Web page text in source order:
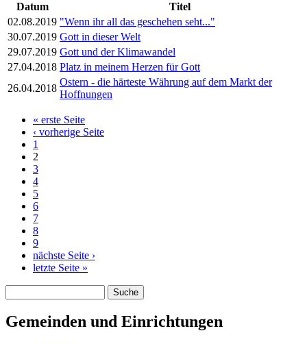
Datum
Titel
02.08.2019 "Wenn ihr all das geschehen seht..."
30.07.2019 Gott in dieser Welt
29.07.2019 Gott und der Klimawandel
27.04.2018 Platz in meinem Herzen für Gott
26.04.2018
Ostern - die härteste Währung auf dem Markt der
Hoffnungen
Seiten« erste Seite
‹ vorherige Seite
1
2
3
4
5
6
7
8
9
nächste Seite ›
letzte Seite »
Gemeinden und Einrichtungen